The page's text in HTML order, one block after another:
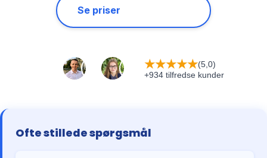
Se priser
★★★★★(5,0)
+934 tilfredse kunder
Ofte stillede spørgsmål